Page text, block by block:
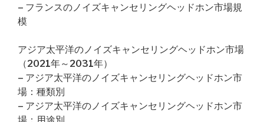
– フランスのノイズキャンセリングヘッドホン市場規
模
アジア太平洋のノイズキャンセリングヘッドホン市場
（2021年～2031年）
– アジア太平洋のノイズキャンセリングヘッドホン市
場：種類別
– アジア太平洋のノイズキャンセリングヘッドホン市